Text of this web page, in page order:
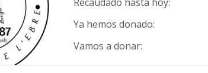
Ya hemos donado:
Vamos a donar: